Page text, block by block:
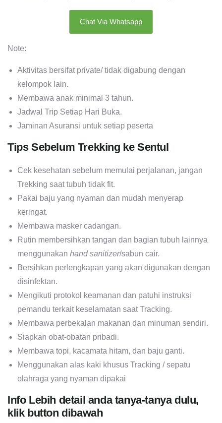
Chat Via Whatsapp
Note:
Aktivitas bersifat private/ tidak digabung dengan
kelompok lain.
Membawa anak minimal 3 tahun.
Jadwal Trip Setiap Hari Buka.
Jaminan Asuransi untuk setiap peserta
Tips Sebelum Trekking ke Sentul
Cek kesehatan sebelum memulai perjalanan, jangan
Trekking saat tubuh tidak fit.
Pakai baju yang nyaman dan mudah menyerap
keringat.
Membawa masker cadangan.
Rutin membersihkan tangan dan bagian tubuh lainnya
menggunakan hand sanitizer/sabun cair.
Bersihkan perlengkapan yang akan digunakan dengan
disinfektan.
Mengikuti protokol keamanan dan patuhi instruksi
pemandu terkait keselamatan saat Tracking.
Membawa perbekalan makanan dan minuman sendiri.
Siapkan obat-obatan pribadi.
Membawa topi, kacamata hitam, dan baju ganti.
Menggunakan alas kaki khusus Tracking / sepatu
olahraga yang nyaman dipakai
Info Lebih detail anda tanya-tanya dulu,
klik button dibawah